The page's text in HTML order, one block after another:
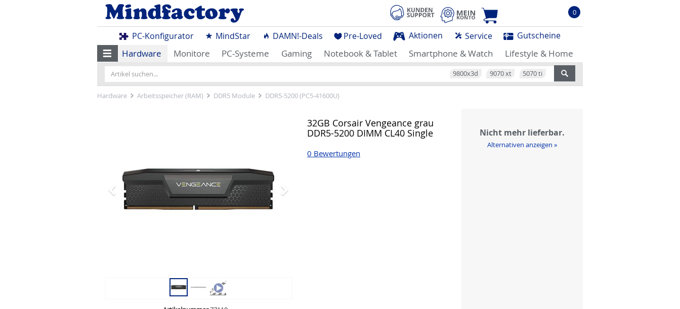
0
PC-Konfigurator MindStar DAMN!-Deals Pre-Loved Aktionen Service Gutscheine
Hardware Monitore PC-Systeme Gaming Notebook & Tablet Smartphone & Watch Lifestyle & Home
9800x3d 9070 xt 5070 ti
Hardware Arbeitsspeicher (RAM) DDR5 Module DDR5-5200 (PC5-41600U)
32GB Corsair Vengeance grau
DDR5-5200 DIMM CL40 Single
0 Bewertungen
Nicht mehr lieferbar.
Alternativen anzeigen »